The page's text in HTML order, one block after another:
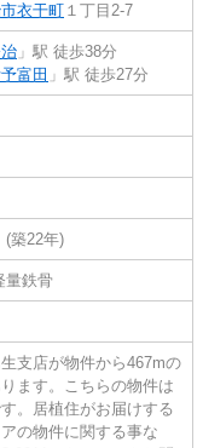
衣干町 １丁目2-7
」駅 徒歩38分
富田 」駅 徒歩27分
(築22年)
量鉄骨
支店が物件から467mの
ます。こちらの物件は
。居植住がお届けする
の物件に関する事な